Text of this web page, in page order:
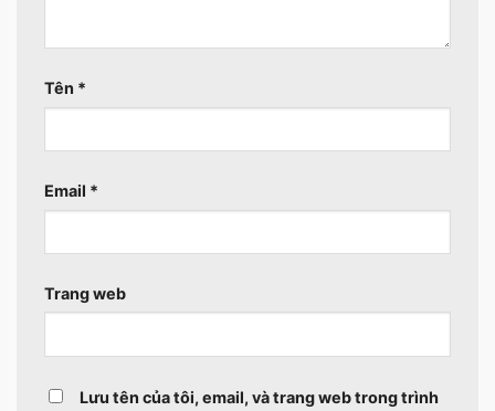
Tên *
Email *
Trang web
Lưu tên của tôi, email, và trang web trong trình